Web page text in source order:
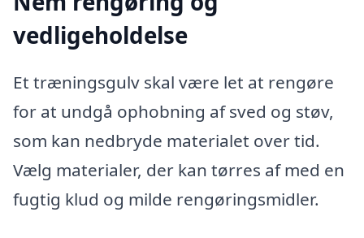
vedligeholdelse
Et træningsgulv skal være let at rengøre
for at undgå ophobning af sved og støv,
som kan nedbryde materialet over tid.
Vælg materialer, der kan tørres af med en
fugtig klud og milde rengøringsmidler.